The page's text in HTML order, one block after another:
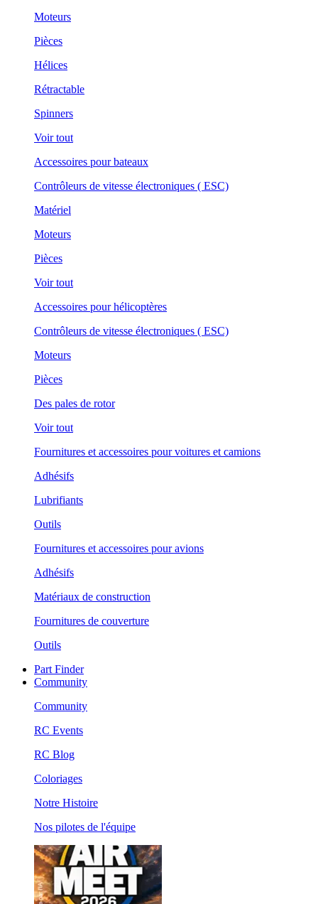
Moteurs
Pièces
Hélices
Rétractable
Spinners
Voir tout
Accessoires pour bateaux
Contrôleurs de vitesse électroniques ( ESC)
Matériel
Moteurs
Pièces
Voir tout
Accessoires pour hélicoptères
Contrôleurs de vitesse électroniques ( ESC)
Moteurs
Pièces
Des pales de rotor
Voir tout
Fournitures et accessoires pour voitures et camions
Adhésifs
Lubrifiants
Outils
Fournitures et accessoires pour avions
Adhésifs
Matériaux de construction
Fournitures de couverture
Outils
Part Finder
Community
Community
RC Events
RC Blog
Coloriages
Notre Histoire
Nos pilotes de l'équipe